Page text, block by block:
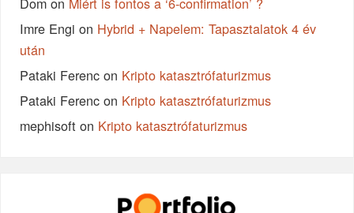
Imre Engi on Hybrid + Napelem: Tapasztalatok 4 év
után
Pataki Ferenc on Kripto katasztrófaturizmus
Pataki Ferenc on Kripto katasztrófaturizmus
mephisoft on Kripto katasztrófaturizmus